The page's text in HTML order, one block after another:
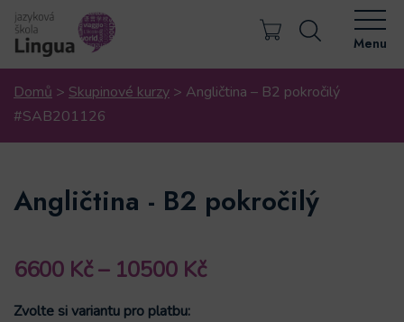
Menu
Domů > Skupinové kurzy > Angličtina – B2 pokročilý
#SAB201126
Angličtina - B2 pokročilý
6600 Kč– 10500 KčRozpětí
Zvolte si variantu pro platbu: